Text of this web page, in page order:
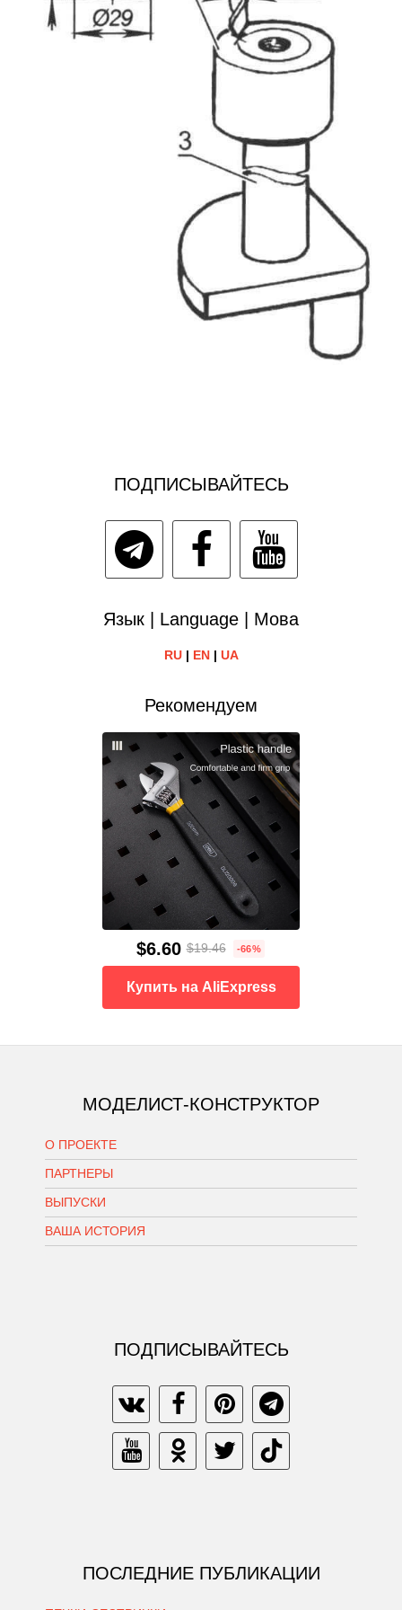
ПОДПИСЫВАЙТЕСЬ
Язык | Language | Мова
RU| EN| UA
Рекомендуем
$6.60 $19.46 -66%
Купить на AliExpress
МОДЕЛИСТ-КОНСТРУКТОР
О ПРОЕКТЕ
ПАРТНЕРЫ
ВЫПУСКИ
ВАША ИСТОРИЯ
ПОДПИСЫВАЙТЕСЬ
ПОСЛЕДНИЕ ПУБЛИКАЦИИ